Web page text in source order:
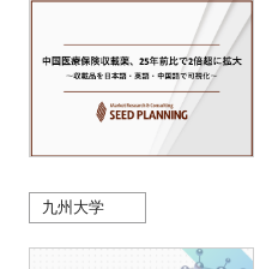
九州大学